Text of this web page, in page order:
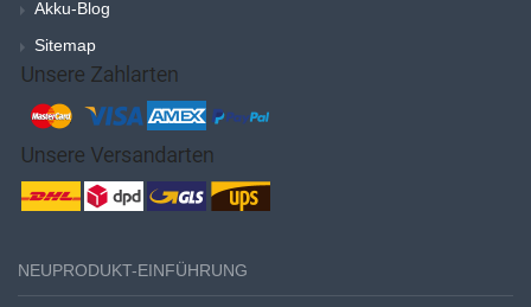
Akku-Blog
Sitemap
NEUPRODUKT-EINFÜHRUNG